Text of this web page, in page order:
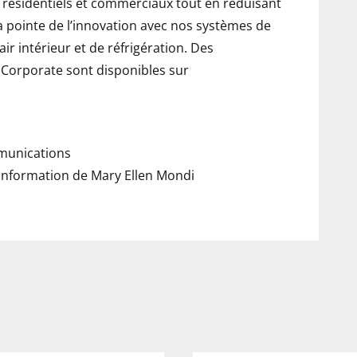
de l’innovation avec nos systèmes de
intérieur et de réfrigération. Des
sont disponibles sur
de Mary Ellen Mondi